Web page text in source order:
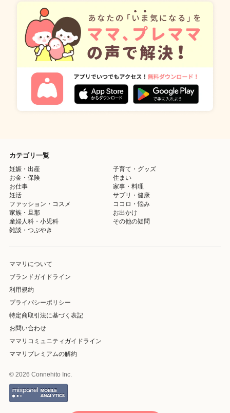
カテゴリ一覧
妊娠・出産
子育て・グッズ
お金・保険
住まい
お仕事
家事・料理
妊活
サプリ・健康
ファッション・コスメ
ココロ・悩み
家族・旦那
お出かけ
産婦人科・小児科
その他の疑問
雑談・つぶやき
ママリについて
ブランドガイドライン
利用規約
プライバシーポリシー
特定商取引法に基づく表記
お問い合わせ
ママリコミュニティガイドライン
ママリプレミアムの解約
© 2026 Connehito Inc.